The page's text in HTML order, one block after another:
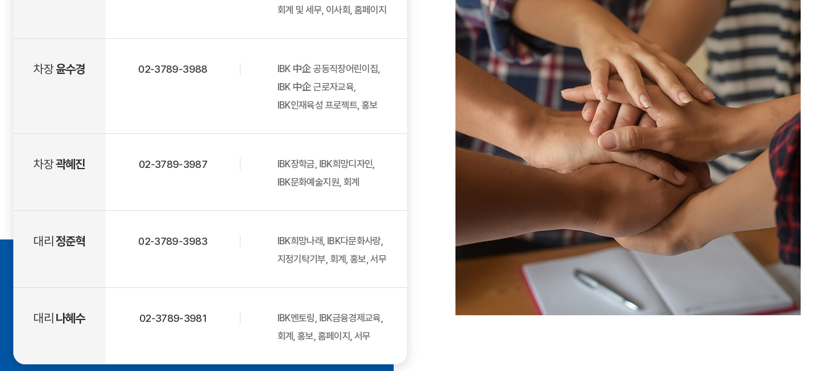
회계 및 세무, 이사회, 홈페이지
차장윤수경 02-3789-3988
IBK 中企 공동직장어린이집,
IBK 中企 근로자교육,
IBK인재육성 프로젝트, 홍보
차장곽혜진 02-3789-3987
IBK장학금, IBK희망디자인,
IBK문화예술지원, 회계
대리 정준혁 02-3789-3983
IBK희망나래, IBK다문화사랑,
지정기탁기부, 회계, 홍보, 서무
대리 나혜수 02-3789-3981
IBK멘토링, IBK금융경제교육,
회계, 홍보, 홈페이지, 서무